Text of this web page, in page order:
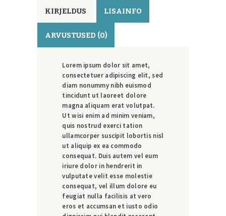
KIRJELDUS LISAINFO
ARVUSTUSED (0)
Lorem ipsum dolor sit amet,
consectetuer adipiscing elit, sed
diam nonummy nibh euismod
tincidunt ut laoreet dolore
magna aliquam erat volutpat.
Ut wisi enim ad minim veniam,
quis nostrud exerci tation
ullamcorper suscipit lobortis nisl
ut aliquip ex ea commodo
consequat. Duis autem vel eum
iriure dolor in hendrerit in
vulputate velit esse molestie
consequat, vel illum dolore eu
feugiat nulla facilisis at vero
eros et accumsan et iusto odio